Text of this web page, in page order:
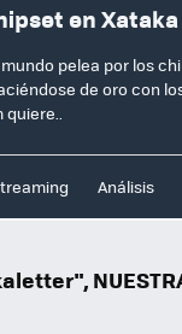
en Xataka
pelea por los
de oro con
quiere..
Análisis